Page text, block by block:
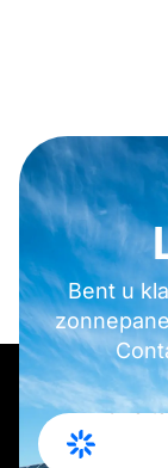
Bent u
Offerte